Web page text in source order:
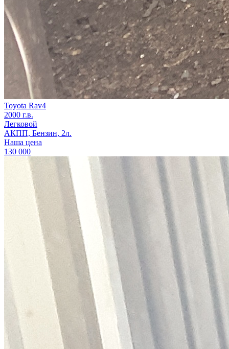
Toyota Rav4
2000 г.в.
Легковой
АКПП, Бензин, 2л.
Наша цена
130 000